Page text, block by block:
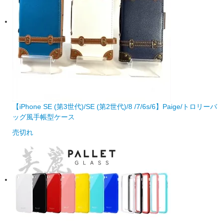
【iPhone SE (第3世代)/SE (第2世代)/8 /7/6s/6】Paige/トロリーバ
ッグ風手帳型ケース
売切れ